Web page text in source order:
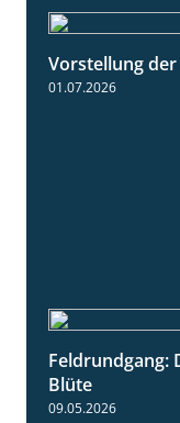
Vorstellung der
01.07.2026
Feldrundgang:
Blüte
09.05.2026